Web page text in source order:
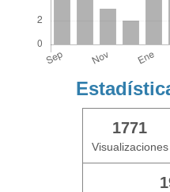
1771
Visualizaciones